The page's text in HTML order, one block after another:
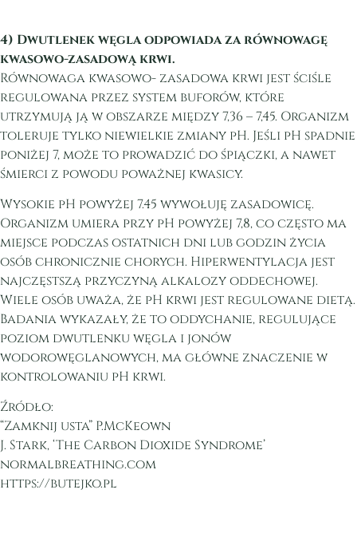
4) Dwutlenek węgla odpowiada za równowagę
kwasowo-zasadową krwi.
Równowaga kwasowo- zasadowa krwi jest ściśle
regulowana przez system buforów, które
utrzymują ją w obszarze między 7,36 – 7,45. Organizm
toleruje tylko niewielkie zmiany pH. Jeśli pH spadnie
poniżej 7, może to prowadzić do śpiączki, a nawet
śmierci z powodu poważnej kwasicy.
Wysokie pH powyżej 7.45 wywołuję zasadowicę.
Organizm umiera przy pH powyżej 7,8, co często ma
miejsce podczas ostatnich dni lub godzin życia
osób chronicznie chorych. Hiperwentylacja jest
najczęstszą przyczyną alkalozy oddechowej.
Wiele osób uważa, że pH krwi jest regulowane dietą.
Badania wykazały, że to oddychanie, regulujące
poziom dwutlenku węgla i jonów
wodorowęglanowych, ma główne znaczenie w
kontrolowaniu pH krwi.
Źródło:
“Zamknij usta” P.McKeown
J. Stark, ‘The Carbon Dioxide Syndrome’
normalbreathing.com
https://butejko.pl